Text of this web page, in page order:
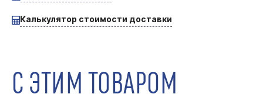
Калькулятор стоимости доставки
С ЭТИМ ТОВАРОМ